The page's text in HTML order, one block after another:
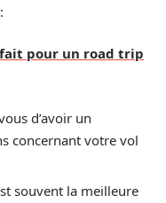
pour un road trip
d’avoir un
concernant votre vol
souvent la meilleure